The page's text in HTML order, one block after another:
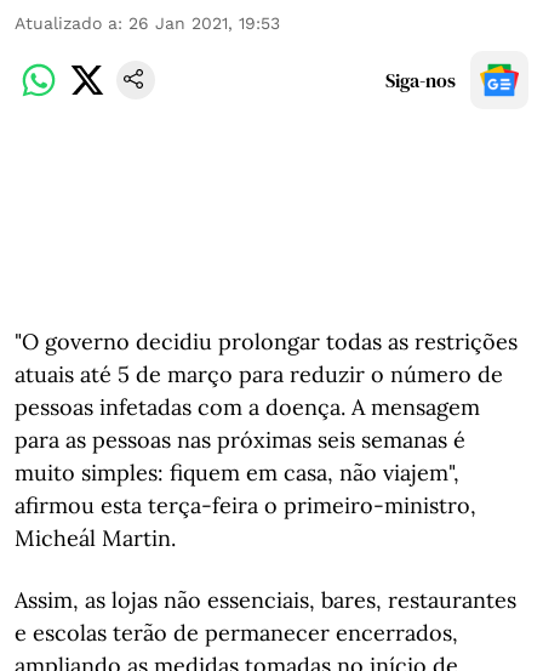
Atualizado a: 26 Jan 2021, 19:53
Siga-nos
"O governo decidiu prolongar todas as restrições
atuais até 5 de março para reduzir o número de
pessoas infetadas com a doença. A mensagem
para as pessoas nas próximas seis semanas é
muito simples: fiquem em casa, não viajem",
afirmou esta terça-feira o primeiro-ministro,
Micheál Martin.
Assim, as lojas não essenciais, bares, restaurantes
e escolas terão de permanecer encerrados,